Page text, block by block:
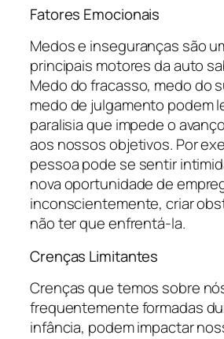
Fatores Emocionais
Medos e inseguranças são
principais motores da auto
Medo do fracasso, medo do
medo de julgamento podem
paralisia que impede o
aos nossos objetivos. Por
pessoa pode se sentir
nova oportunidade de
inconscientemente, criar
não ter que enfrentá-la.
Crenças Limitantes
Crenças que temos sobre
frequentemente formadas
infância, podem impactar